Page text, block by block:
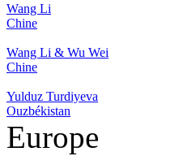
Wang Li
Chine
Wang Li & Wu Wei
Chine
Yulduz Turdiyeva
Ouzbékistan
Europe